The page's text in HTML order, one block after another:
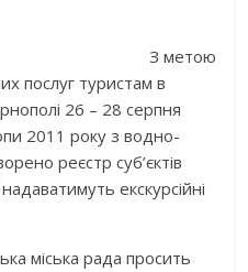
З метою
послуг туристам в
26 – 28 серпня
2011 року з водно-
реєстр суб’єктів
екскурсійні
міська рада просить